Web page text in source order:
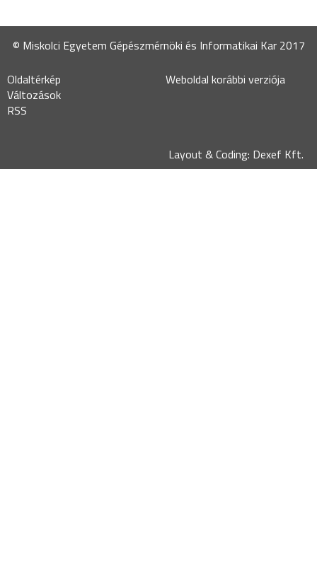
© Miskolci Egyetem Gépészmérnöki és Informatikai Kar 2017
Oldaltérkép
Változások
RSS
Weboldal korábbi verziója
Layout & Coding: Dexef Kft.